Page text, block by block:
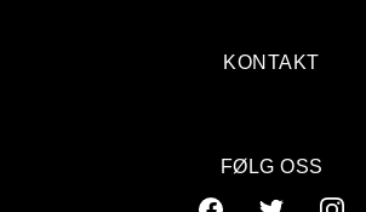
KONTAKT
FØLG OSS